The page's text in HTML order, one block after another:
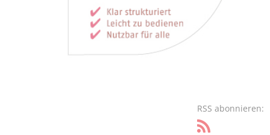
RSS abonnieren: